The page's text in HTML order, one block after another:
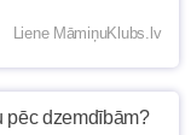
Liene MāmiņuKlubs.lv
pēc dzemdībām?